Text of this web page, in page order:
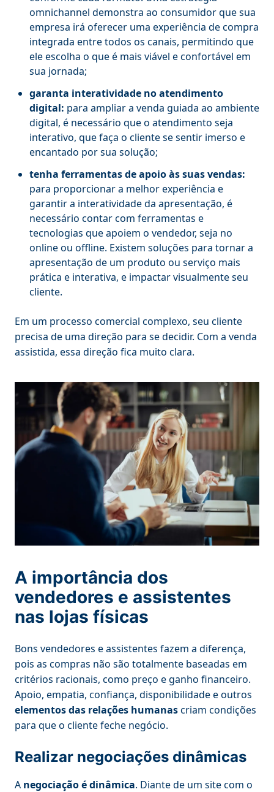
omnichannel demonstra ao consumidor que sua
empresa irá oferecer uma experiência de compra
integrada entre todos os canais, permitindo que
ele escolha o que é mais viável e confortável em
sua jornada;
garanta interatividade no atendimento
digital: para ampliar a venda guiada ao ambiente
digital, é necessário que o atendimento seja
interativo, que faça o cliente se sentir imerso e
encantado por sua solução;
tenha ferramentas de apoio às suas vendas:
para proporcionar a melhor experiência e
garantir a interatividade da apresentação, é
necessário contar com ferramentas e
tecnologias que apoiem o vendedor, seja no
online ou offline. Existem soluções para tornar a
apresentação de um produto ou serviço mais
prática e interativa, e impactar visualmente seu
cliente.
Em um processo comercial complexo, seu cliente
precisa de uma direção para se decidir. Com a venda
assistida, essa direção fica muito clara.
A importância dos
vendedores e assistentes
nas lojas físicas
Bons vendedores e assistentes fazem a diferença,
pois as compras não são totalmente baseadas em
critérios racionais, como preço e ganho financeiro.
Apoio, empatia, confiança, disponibilidade e outros
elementos das relações humanascriam condições
para que o cliente feche negócio.
Realizar negociações dinâmicas
A negociação é dinâmica. Diante de um site com o